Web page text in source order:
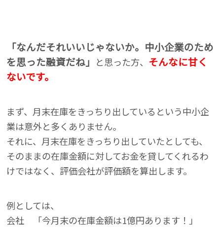
「なんだそれいいじゃないか。中小企業のため
を思った融資だね」 と思った方、 そんなに甘く
ないです。
まず、月末在庫をきっちり出しているという中小企
業は意外と多くありません。
それに、月末在庫をきっちり出していたとしても、
そのままの在庫金額に対してお金を貸してくれるわ
けではなく、評価会社が評価額を算出します。
例としては、
会社 「今月末の在庫金額は1億円あります！」